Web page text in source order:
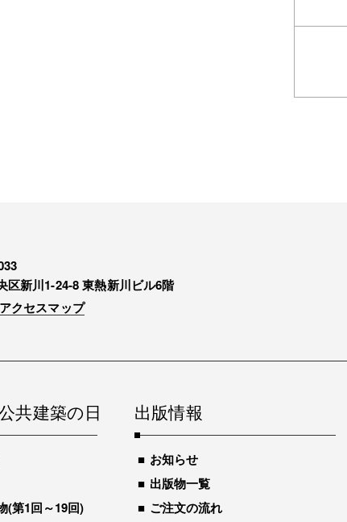
区新川1-24-8 東熱新川ビル6階
クセスマップ
共建築の日
(第1回～19回)
出版情報
お知らせ
出版物一覧
ご注文の流れ